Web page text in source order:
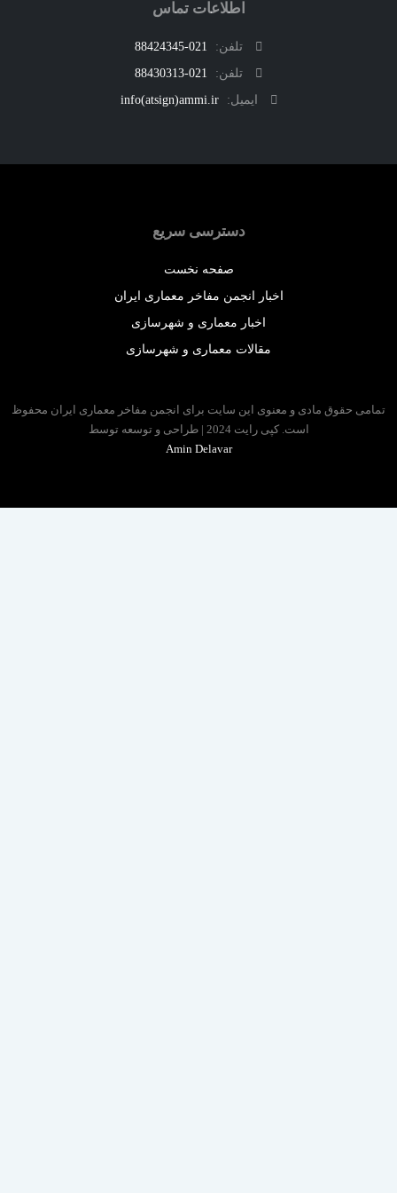
اطلاعات تماس
تلفن:
021-88424345
تلفن:
021-88430313
ایمیل:
info(atsign)ammi.ir
دسترسی سریع
صفحه نخست
اخبار انجمن مفاخر معماری ایران
اخبار معماری و شهرسازی
مقالات معماری و شهرسازی
حقوق مادی و معنوی این سایت برای انجمن مفاخر معماری ایران محفوظ
است. کپی رایت 2024 | طراحی و توسعه توسط
Amin Delavar